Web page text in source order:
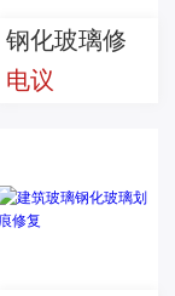
钢化玻璃修
复【优尔玻
电议